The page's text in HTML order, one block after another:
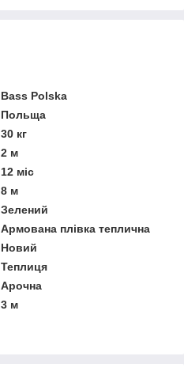
Bass Polska
Польща
30 кг
2 м
12 міс
8 м
Зелений
Армована плівка теплична
Новий
Теплиця
Арочна
3 м